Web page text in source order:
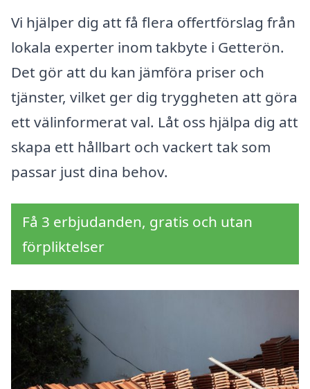
Vi hjälper dig att få flera offertförslag från
lokala experter inom takbyte i Getterön.
Det gör att du kan jämföra priser och
tjänster, vilket ger dig tryggheten att göra
ett välinformerat val. Låt oss hjälpa dig att
skapa ett hållbart och vackert tak som
passar just dina behov.
Få 3 erbjudanden, gratis och utan
förpliktelser